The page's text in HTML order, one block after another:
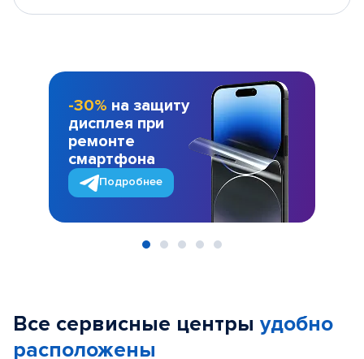
-30% на защиту
дисплея при
ремонте
смартфона
Подробнее
Все сервисные центры удобно
расположены